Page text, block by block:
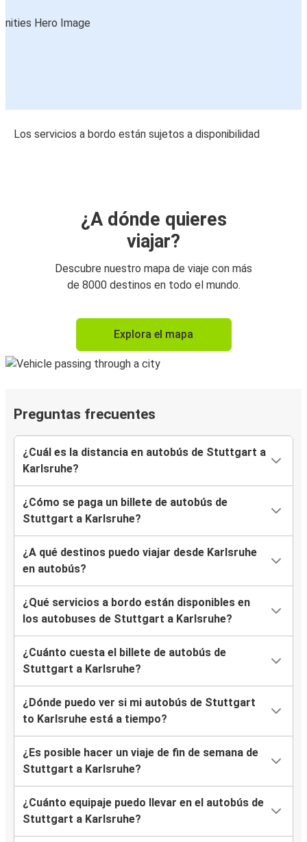
Los servicios a bordo están sujetos a disponibilidad
¿A dónde quieres
viajar?
Descubre nuestro mapa de viaje con más
de 8000 destinos en todo el mundo.
Explora el mapa
Preguntas frecuentes
¿Cuál es la distancia en autobús de Stuttgart a
Karlsruhe?
¿Cómo se paga un billete de autobús de
Stuttgart a Karlsruhe?
¿A qué destinos puedo viajar desde Karlsruhe
en autobús?
¿Qué servicios a bordo están disponibles en
los autobuses de Stuttgart a Karlsruhe?
¿Cuánto cuesta el billete de autobús de
Stuttgart a Karlsruhe?
¿Dónde puedo ver si mi autobús de Stuttgart
to Karlsruhe está a tiempo?
¿Es posible hacer un viaje de fin de semana de
Stuttgart a Karlsruhe?
¿Cuánto equipaje puedo llevar en el autobús de
Stuttgart a Karlsruhe?